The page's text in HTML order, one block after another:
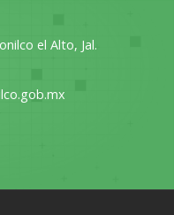
el Alto, Jal.